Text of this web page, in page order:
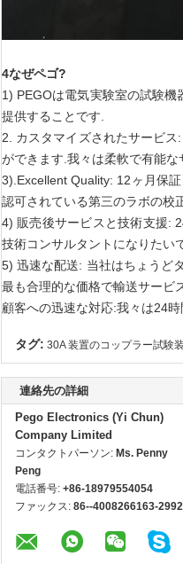
4なぜペゴ?
1) PEGOは電気実験室の試験
提供することです.
2. カスタマイズされたサービ
ができます.我々は柔軟で有能な
3).Excellent Quality: 12ヶ月保
認可されている第三のラボの校
4) 販売後サービスと技術支援:
技術コンサルタントになりたい
5) 迅速な配送: 当社はちょうど
最も合理的な価格で輸送サービ
顧客への迅速な対応:我々は24
タグ: 30A 装置のコップラー試験
連絡先の詳細
Pego Electronics (Yi Chun)
Company Limited
コンタクトパーソン: Ms. Penny
Peng
電話番号: +86-18979554054
ファックス: 86--4008266163-